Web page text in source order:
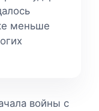
меньше
войны с